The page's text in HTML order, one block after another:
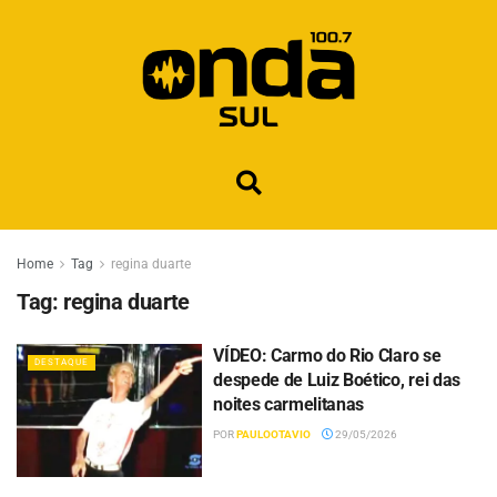
Home Tag regina duarte
Tag: regina duarte
DESTAQUE
VÍDEO: Carmo do Rio Claro se
despede de Luiz Boético, rei das
noites carmelitanas
PORPAULOOTAVIO 29/05/2026